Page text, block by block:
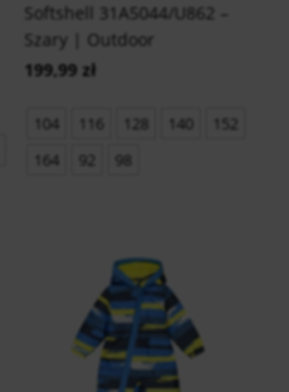
Softshell 31A5044/U862 –
Szary | Outdoor
199,99 zł
104 116 128 140
152
164
92 98